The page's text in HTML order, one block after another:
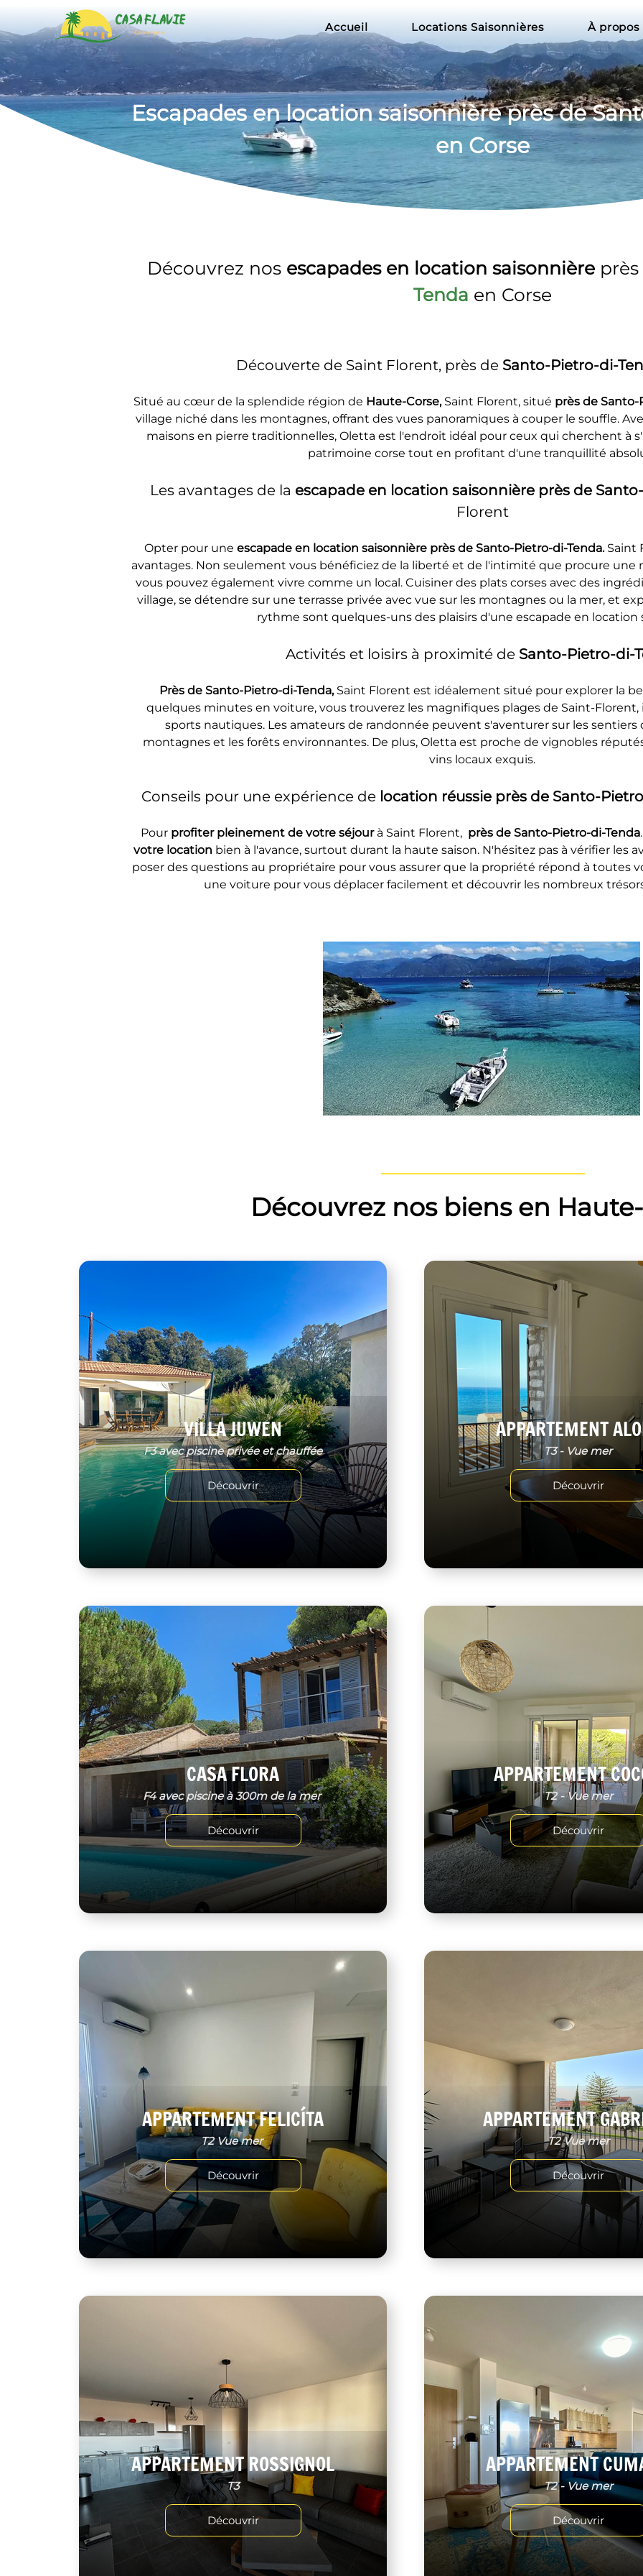
Accueil Locations Saisonnières À propos
Escapades en location saisonnière près de
en Corse
Découvrez nos escapades en location saisonnière
Tenda en Corse
Découverte de Saint Florent, près de Santo-Pietro-di-
Situé au cœur de la splendide région de Haute-Corse, Saint Florent, situé près de
village niché dans les montagnes, offrant des vues panoramiques à couper le souffle.
maisons en pierre traditionnelles, Oletta est l'endroit idéal pour ceux qui cherchent à
patrimoine corse tout en profitant d'une tranquillité
Les avantages de la escapade en location saisonnière près de
Florent
Opter pour une escapade en location saisonnière près de Santo-Pietro-di-Tenda. Saint
avantages. Non seulement vous bénéficiez de la liberté et de l'intimité que procure une
vous pouvez également vivre comme un local. Cuisiner des plats corses avec des
village, se détendre sur une terrasse privée avec vue sur les montagnes ou la mer, et
rythme sont quelques-uns des plaisirs d'une escapade en location
Activités et loisirs à proximité de Santo-Pietro-di-
Près de Santo-Pietro-di-Tenda, Saint Florent est idéalement situé pour explorer la
quelques minutes en voiture, vous trouverez les magnifiques plages de Saint-Florent,
sports nautiques. Les amateurs de randonnée peuvent s'aventurer sur les sentiers
montagnes et les forêts environnantes. De plus, Oletta est proche de vignobles
vins locaux exquis.
Conseils pour une expérience de location réussie près de Santo-
Pour profiter pleinement de votre séjour à Saint Florent, près de Santo-Pietro-di-Tenda
votre location bien à l'avance, surtout durant la haute saison. N'hésitez pas à vérifier les
poser des questions au propriétaire pour vous assurer que la propriété répond à toutes
une voiture pour vous déplacer facilement et découvrir les nombreux
Découvrez nos biens en
VILLA JUWEN
F3 avec piscine privée et chauffée
Découvrir
APPARTEMENT
T3 - Vue mer
Découvrir
CASA FLORA
F4 avec piscine à 300m de la mer
Découvrir
APPARTEMENT
T2 - Vue mer
Découvrir
APPARTEMENT FELICÍTA
T2 Vue mer
Découvrir
APPARTEMENT
T2 Vue mer
Découvrir
APPARTEMENT ROSSIGNOL
T3
Découvrir
APPARTEMENT
T2 - Vue mer
Découvrir